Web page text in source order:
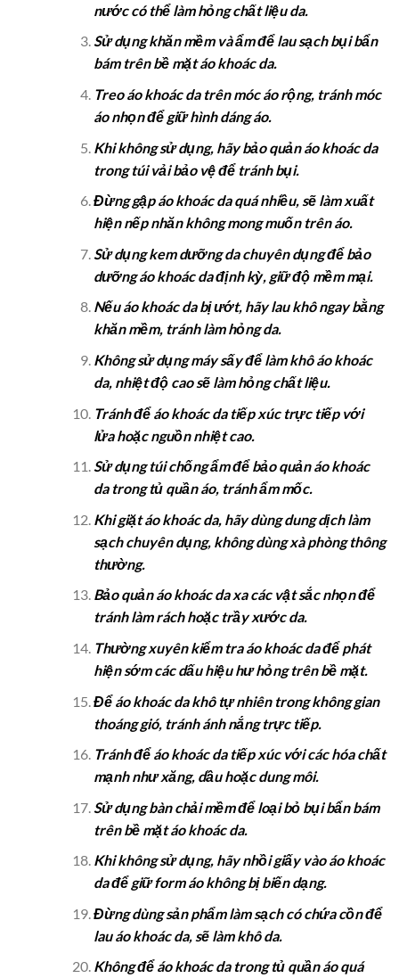
nước có thể làm hỏng chất liệu da.
Sử dụng khăn mềm và ẩm để lau sạch bụi bẩn
bám trên bề mặt áo khoác da.
Treo áo khoác da trên móc áo rộng, tránh móc
áo nhọn để giữ hình dáng áo.
Khi không sử dụng, hãy bảo quản áo khoác da
trong túi vải bảo vệ để tránh bụi.
Đừng gập áo khoác da quá nhiều, sẽ làm xuất
hiện nếp nhăn không mong muốn trên áo.
Sử dụng kem dưỡng da chuyên dụng để bảo
dưỡng áo khoác da định kỳ, giữ độ mềm mại.
Nếu áo khoác da bị ướt, hãy lau khô ngay bằng
khăn mềm, tránh làm hỏng da.
Không sử dụng máy sấy để làm khô áo khoác
da, nhiệt độ cao sẽ làm hỏng chất liệu.
Tránh để áo khoác da tiếp xúc trực tiếp với
lửa hoặc nguồn nhiệt cao.
Sử dụng túi chống ẩm để bảo quản áo khoác
da trong tủ quần áo, tránh ẩm mốc.
Khi giặt áo khoác da, hãy dùng dung dịch làm
sạch chuyên dụng, không dùng xà phòng thông
thường.
Bảo quản áo khoác da xa các vật sắc nhọn để
tránh làm rách hoặc trầy xước da.
Thường xuyên kiểm tra áo khoác da để phát
hiện sớm các dấu hiệu hư hỏng trên bề mặt.
Để áo khoác da khô tự nhiên trong không gian
thoáng gió, tránh ánh nắng trực tiếp.
Tránh để áo khoác da tiếp xúc với các hóa chất
mạnh như xăng, dầu hoặc dung môi.
Sử dụng bàn chải mềm để loại bỏ bụi bẩn bám
trên bề mặt áo khoác da.
Khi không sử dụng, hãy nhồi giấy vào áo khoác
da để giữ form áo không bị biến dạng.
Đừng dùng sản phẩm làm sạch có chứa cồn để
lau áo khoác da, sẽ làm khô da.
Không để áo khoác da trong tủ quần áo quá